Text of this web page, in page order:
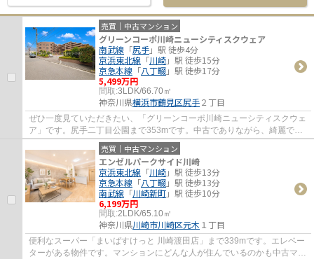
売買｜中古マンション
グリーンコーポ川崎ニューシティスクウェア
南武線 「尻手」駅 徒歩4分
京浜東北線 「川崎」駅 徒歩15分
京急本線 「八丁畷」駅 徒歩17分
5,499万円
間取:3LDK/66.70㎡
神奈川県横浜市鶴見区尻手２丁目
ぜひ一度見ていただきたい、「グリーンコーポ川崎ニューシティスクウェ
ア」です。尻手二丁目公園まで353mです。中古でありながら、綺麗で機
能的な設備のあるマンションです。エレベー...
売買｜中古マンション
エンゼルパークサイド川崎
京浜東北線 「川崎」駅 徒歩13分
京急本線 「八丁畷」駅 徒歩13分
南武線 「川崎新町」駅 徒歩10分
6,199万円
間取:2LDK/65.10㎡
神奈川県川崎市川崎区元木 １丁目
便利なスーパー「まいばすけっと 川崎渡田店」まで339mです。エレベー
ターがある物件です。マンションにどんな人が住んでいるのかも中古マン